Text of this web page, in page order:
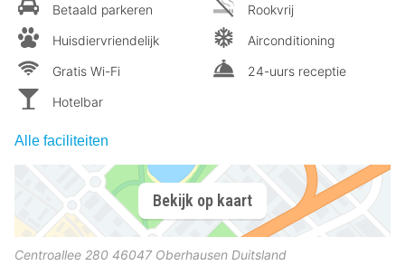
Betaald parkeren
Huisdiervriendelijk
Gratis Wi-Fi
Hotelbar
Rookvrij
Airconditioning
24-uurs receptie
Alle faciliteiten
Bekijk op kaart
Centroallee 280 46047 Oberhausen Duitsland